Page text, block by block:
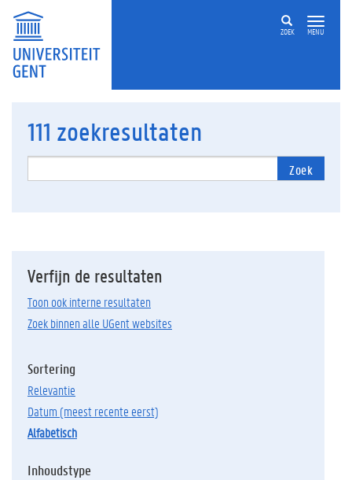
ZOEK MENU
111 zoekresultaten
Zoek
Verfijn de resultaten
Toon ook interne resultaten
Zoek binnen alle UGent websites
Sortering
relevantie
datum (meest recente eerst)
alfabetisch
Inhoudstype